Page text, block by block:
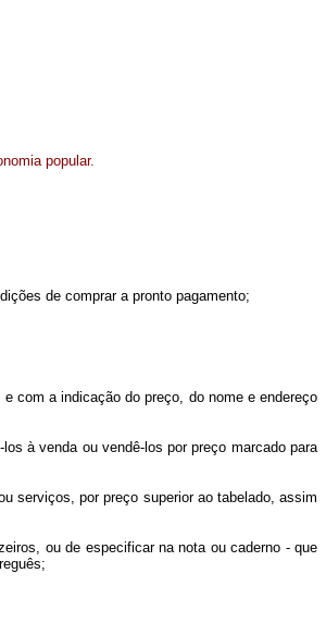
popular.
de comprar a pronto pagamento;
com a indicação do preço, do nome e endereço
à venda ou vendê-los por preço marcado para
serviços, por preço superior ao tabelado, assim
ou de especificar na nota ou caderno - que